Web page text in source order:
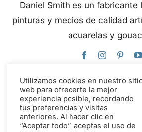
Daniel Smith es un fabricante
pinturas y medios de calidad
acuarelas y
Este sitio web utiliza Google
traducir el contenido de
automática a varios
Utilizamos cookies en nuestro sitio
web para ofrecerte la mejor
experiencia posible, recordando
tus preferencias y visitas
anteriores. Al hacer clic en
“Aceptar todo”, aceptas el uso de